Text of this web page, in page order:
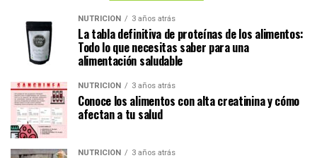
NUTRICIÓN 3 años atrás
La tabla definitiva de proteínas de los alimentos:
Todo lo que necesitas saber para una
alimentación saludable
NUTRICIÓN 3 años atrás
Conoce los alimentos con alta creatinina y cómo
afectan a tu salud
NUTRICIÓN 3 años atrás